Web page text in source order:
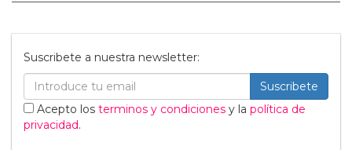
Suscribete a nuestra newsletter:
Suscribete
Acepto los terminos y condiciones y la política de
privacidad.